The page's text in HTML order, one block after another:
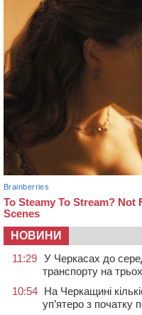
НОВИНИ
11:29 У Черкасах до
транспорту на
10:54 На Черкащині
уп’ятеро з початку